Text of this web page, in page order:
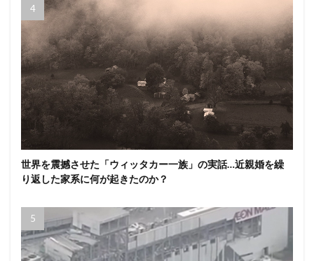
世界を震撼させた「ウィッタカー一族」の実話…近親婚を繰
り返した家系に何が起きたのか？